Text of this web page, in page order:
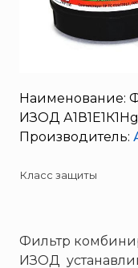
System Sensor
«Pohorje» Mirna
«TFT» США
«Спотви»
«РОСХИМЗАЩИТА»
Наименование:
ИЗОД
Производитель:
Класс защиты
Фильтр
ИЗОД